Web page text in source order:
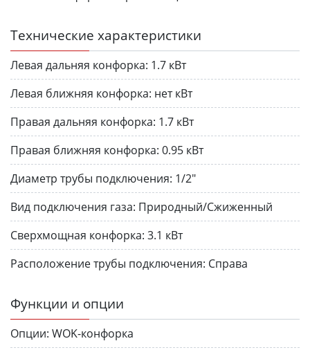
Технические характеристики
Левая дальняя конфорка: 1.7 кВт
Левая ближняя конфорка: нет кВт
Правая дальняя конфорка: 1.7 кВт
Правая ближняя конфорка: 0.95 кВт
Диаметр трубы подключения: 1/2"
Вид подключения газа: Природный/Сжиженный
Сверхмощная конфорка: 3.1 кВт
Расположение трубы подключения: Справа
Функции и опции
Опции: WOK-конфорка